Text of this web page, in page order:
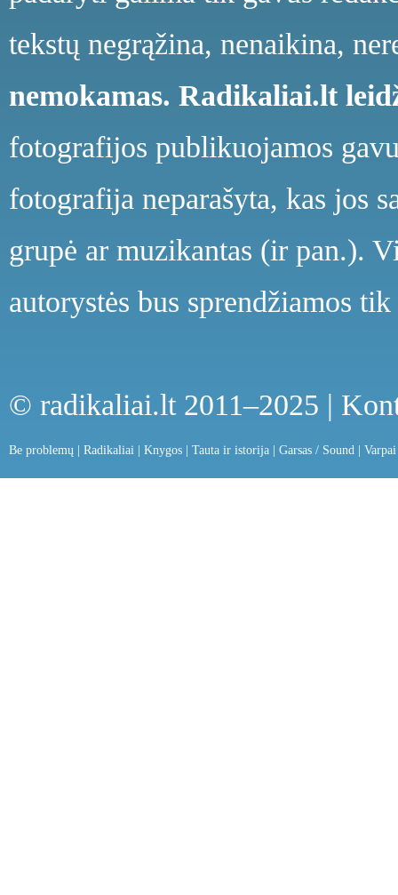
tekstų negrąžina, nenaikina,
nemokamas. Radikaliai.lt
fotografijos publikuojamos
fotografija neparašyta, kas jos
grupė ar muzikantas (ir pan.).
autorystės bus sprendžiamos
© radikaliai.lt 2011–2025 |
Be problemų | Radikaliai | Knygos | Tauta ir istorija | Garsas / Sound | Varpai